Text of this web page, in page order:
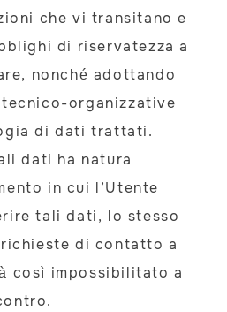
che vi transitano e
di riservatezza a
nonché adottando
organizzative
di dati trattati.
dati ha natura
in cui l’Utente
tali dati, lo stesso
di contatto a
così impossibilitato a